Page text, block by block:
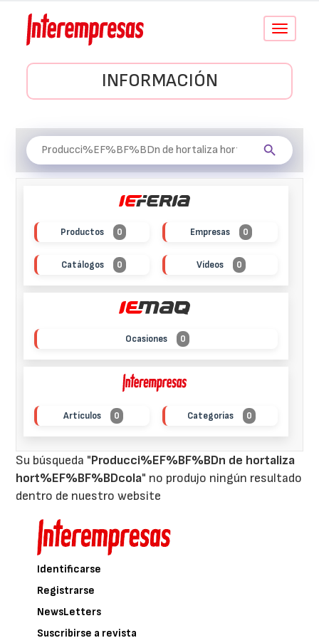
Conmutar
INFORMACIÓN
Productos 0 Empresas 0
Catálogos 0 Vídeos 0
Ocasiones 0
Artículos 0 Categorías 0
Su búsqueda "Producci%EF%BF%BDn de hortaliza
hort%EF%BF%BDcola" no produjo ningún resultado
dentro de nuestro website
Identificarse
Registrarse
NewsLetters
Suscribirse a revista